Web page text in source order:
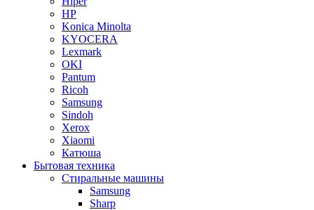
HP
Konica Minolta
KYOCERA
Lexmark
OKI
Pantum
Ricoh
Samsung
Sindoh
Xerox
Xiaomi
Катюша
Бытовая техника
Стиральные машины
Samsung
Sharp